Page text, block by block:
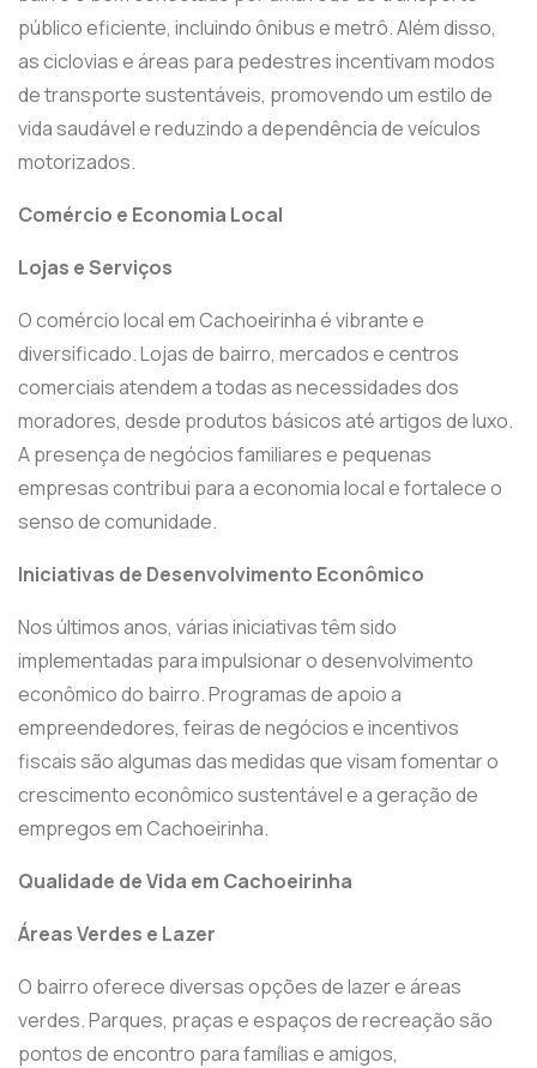
público eficiente, incluindo ônibus e metrô. Além disso,
as ciclovias e áreas para pedestres incentivam modos
de transporte sustentáveis, promovendo um estilo de
vida saudável e reduzindo a dependência de veículos
motorizados.
Comércio e Economia Local
Lojas e Serviços
O comércio local em Cachoeirinha é vibrante e
diversificado. Lojas de bairro, mercados e centros
comerciais atendem a todas as necessidades dos
moradores, desde produtos básicos até artigos de luxo.
A presença de negócios familiares e pequenas
empresas contribui para a economia local e fortalece o
senso de comunidade.
Iniciativas de Desenvolvimento Econômico
Nos últimos anos, várias iniciativas têm sido
implementadas para impulsionar o desenvolvimento
econômico do bairro. Programas de apoio a
empreendedores, feiras de negócios e incentivos
fiscais são algumas das medidas que visam fomentar o
crescimento econômico sustentável e a geração de
empregos em Cachoeirinha.
Qualidade de Vida em Cachoeirinha
Áreas Verdes e Lazer
O bairro oferece diversas opções de lazer e áreas
verdes. Parques, praças e espaços de recreação são
pontos de encontro para famílias e amigos,